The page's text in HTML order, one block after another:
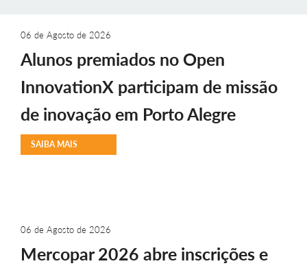
06 de Agosto de 2026
Alunos premiados no Open
InnovationX participam de missão
de inovação em Porto Alegre
SAIBA MAIS
06 de Agosto de 2026
Mercopar 2026 abre inscrições e